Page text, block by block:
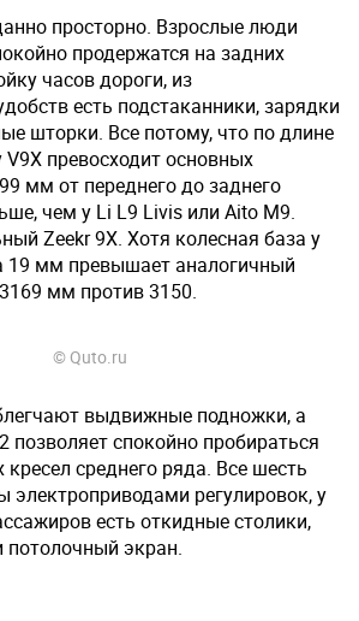
просторно. Взрослые люди
продержатся на задних
часов дороги, из
есть подстаканники, зарядки
шторки. Все потому, что по длине
превосходит основных
мм от переднего до заднего
чем у Li L9 Livis или Aito M9.
Zeekr 9X. Хотя колесная база у
19 мм превышает аналогичный
мм против 3150.
© Quto.ru
выдвижные подножки, а
позволяет спокойно пробираться
среднего ряда. Все шесть
электроприводами регулировок, у
есть откидные столики,
экран.